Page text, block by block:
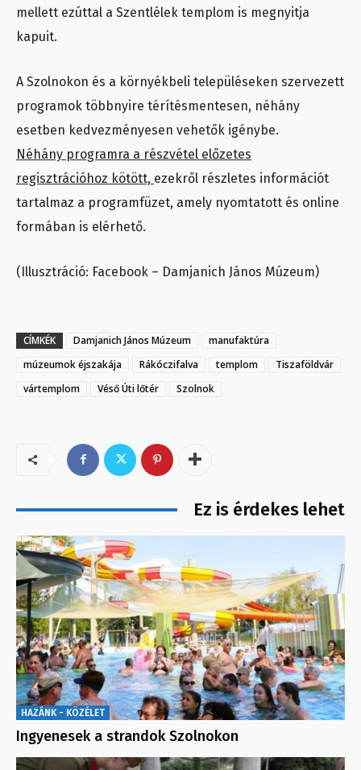
mellett ezúttal a Szentlélek templom is megnyitja
kapuit.
A Szolnokon és a környékbeli településeken szervezett
programok többnyire térítésmentesen, néhány
esetben kedvezményesen vehetők igénybe.
Néhány programra a részvétel előzetes
regisztrációhoz kötött, ezekről részletes információt
tartalmaz a programfüzet, amely nyomtatott és online
formában is elérhető.
(Illusztráció: Facebook – Damjanich János Múzeum)
CÍMKÉK Damjanich János Múzeum
manufaktúra
múzeumok éjszakája
Rákóczifalva templom
Tiszaföldvár
vártemplom
Véső Úti lőtér Szolnok
Ez is érdekes lehet
HAZÁNK - KÖZÉLET
Ingyenesek a strandok Szolnokon